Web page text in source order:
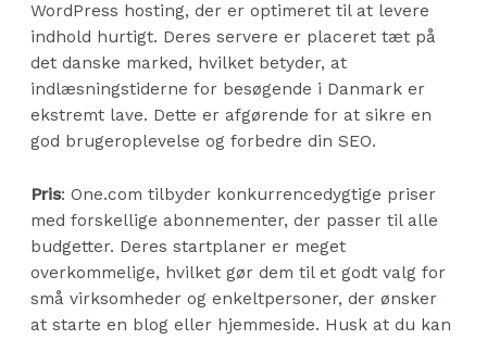
WordPress hosting, der er optimeret til at levere
indhold hurtigt. Deres servere er placeret tæt på
det danske marked, hvilket betyder, at
indlæsningstiderne for besøgende i Danmark er
ekstremt lave. Dette er afgørende for at sikre en
god brugeroplevelse og forbedre din SEO.
Pris: One.com tilbyder konkurrencedygtige priser
med forskellige abonnementer, der passer til alle
budgetter. Deres startplaner er meget
overkommelige, hvilket gør dem til et godt valg for
små virksomheder og enkeltpersoner, der ønsker
at starte en blog eller hjemmeside. Husk at du kan